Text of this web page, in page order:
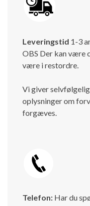
Leveringstid 1-3
OBS Der kan være
være i restordre.
Vi giver
oplysninger om
forgæves.
Telefon: Har du